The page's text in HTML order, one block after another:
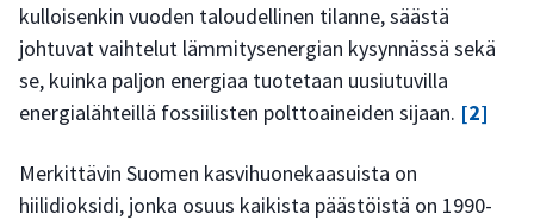
kulloisenkin vuoden taloudellinen tilanne, säästä
johtuvat vaihtelut lämmitysenergian kysynnässä sekä
se, kuinka paljon energiaa tuotetaan uusiutuvilla
energialähteillä fossiilisten polttoaineiden sijaan. [2]
Merkittävin Suomen kasvihuonekaasuista on
hiilidioksidi, jonka osuus kaikista päästöistä on 1990-